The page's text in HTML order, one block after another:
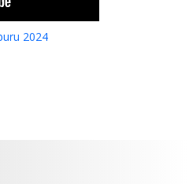
2024